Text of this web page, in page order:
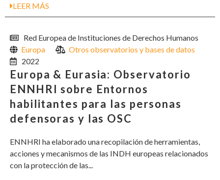
LEER MÁS
Red Europea de Instituciones de Derechos Humanos
Europa
Otros observatorios y bases de datos
2022
Europa & Eurasia: Observatorio
ENNHRI sobre Entornos
habilitantes para las personas
defensoras y las OSC
ENNHRI ha elaborado una recopilación de herramientas,
acciones y mecanismos de las INDH europeas relacionados
con la protección de las...